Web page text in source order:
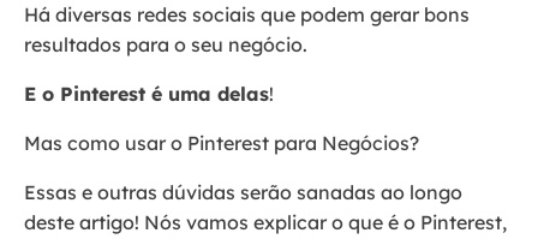
Há diversas redes sociais que podem gerar bons
resultados para o seu negócio.
E o Pinterest é uma delas!
Mas como usar o Pinterest para Negócios?
Essas e outras dúvidas serão sanadas ao longo
deste artigo! Nós vamos explicar o que é o Pinterest,